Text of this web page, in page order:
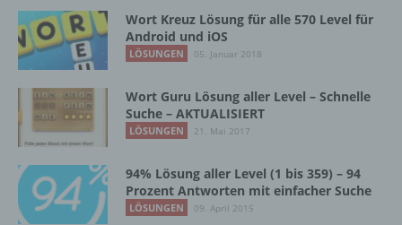
Wort Kreuz Lösung für alle 570 Level für
Android und iOS
LÖSUNGEN 05. Januar 2018
Wort Guru Lösung aller Level – Schnelle
Suche – AKTUALISIERT
LÖSUNGEN 21. Mai 2017
94% Lösung aller Level (1 bis 359) – 94
Prozent Antworten mit einfacher Suche
LÖSUNGEN 09. April 2015
eindeutigen bestätigenden Handlung, mit der
die betroffene Person zu verstehen gibt, dass
sie mit der Verarbeitung der sie betreffenden
personenbezogenen Daten einverstanden
Name und Anschrift des für die Verarbeitung
Verantwortlicher im Sinne der Datenschutz-
Grundverordnung, sonstiger in den Mitgliedstaaten